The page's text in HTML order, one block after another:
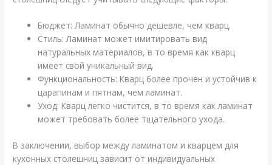
Бюджет: Ламинат обычно дешевле, чем кварц.
Стиль: Ламинат может имитировать вид
натуральных материалов, в то время как кварц
имеет свой уникальный вид.
Функциональность: Кварц более прочен и устойчив к
царапинам и пятнам, чем ламинат.
Уход: Кварц легко чистится, в то время как ламинат
может требовать более тщательного ухода.
В заключении, выбор между ламинатом и кварцем для
кухонных столешниц зависит от индивидуальных